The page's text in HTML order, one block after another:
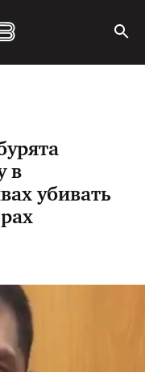
в
убивать